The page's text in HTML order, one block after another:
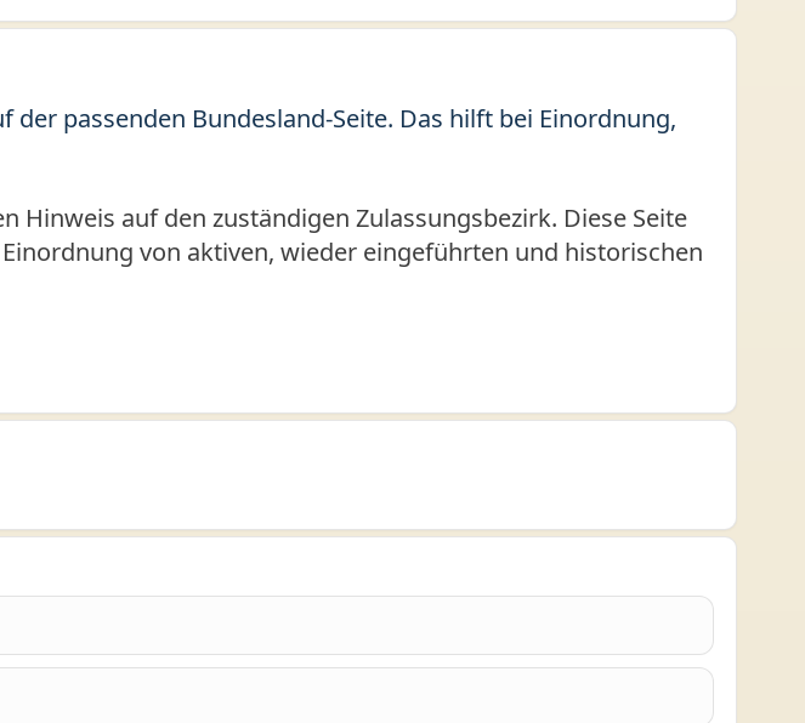
passenden Bundesland-Seite. Das hilft bei Einordnung,
Hinweis auf den zuständigen Zulassungsbezirk. Diese Seite
von aktiven, wieder eingeführten und historischen